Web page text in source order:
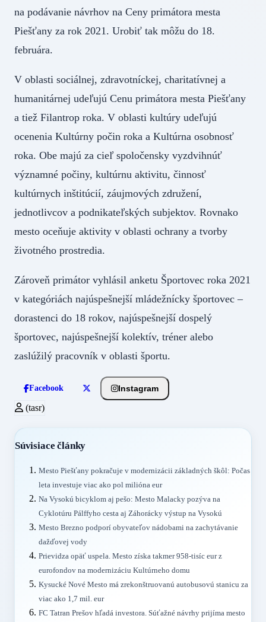
na podávanie návrhov na Ceny primátora mesta
Piešťany za rok 2021. Urobiť tak môžu do 18.
februára.
V oblasti sociálnej, zdravotníckej, charitatívnej a
humanitárnej udeľujú Cenu primátora mesta Piešťany
a tiež Filantrop roka. V oblasti kultúry udeľujú
ocenenia Kultúrny počin roka a Kultúrna osobnosť
roka. Obe majú za cieľ spoločensky vyzdvihnúť
významné počiny, kultúrnu aktivitu, činnosť
kultúrnych inštitúcií, záujmových združení,
jednotlivcov a podnikateľských subjektov. Rovnako
mesto oceňuje aktivity v oblasti ochrany a tvorby
životného prostredia.
Zároveň primátor vyhlásil anketu Športovec roka 2021
v kategóriách najúspešnejší mládežnícky športovec –
dorastenci do 18 rokov, najúspešnejší dospelý
športovec, najúspešnejší kolektív, tréner alebo
zaslúžilý pracovník v oblasti športu.
Facebook Instagram
(tasr)
Súvisiace články
Mesto Piešťany pokračuje v modernizácii základných škôl: Počas
leta investuje viac ako pol milióna eur
Na Vysokú bicyklom aj pešo: Mesto Malacky pozýva na
Cyklotúru Pálffyho cesta aj Záhorácky výstup na Vysokú
Mesto Brezno podporí obyvateľov nádobami na zachytávanie
dažďovej vody
Prievidza opäť uspela. Mesto získa takmer 958-tisíc eur z
eurofondov na modernizáciu Kultúrneho domu
Kysucké Nové Mesto má zrekonštruovanú autobusovú stanicu za
viac ako 1,7 mil. eur
FC Tatran Prešov hľadá investora. Súťažné návrhy prijíma mesto